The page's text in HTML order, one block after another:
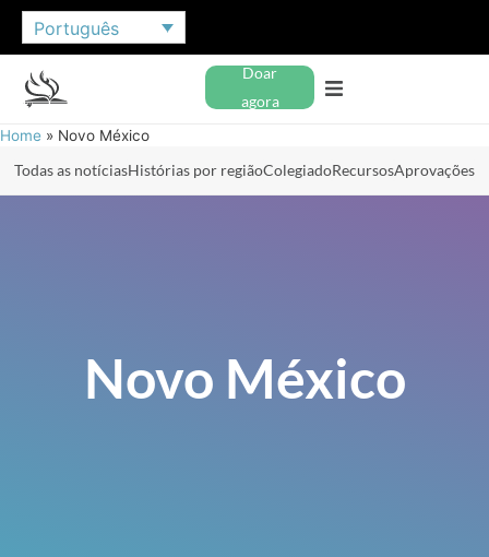
Português
Doar
agora
Home » Novo México
Todas as notíciasHistórias por regiãoColegiadoRecursosAprovações
Novo México